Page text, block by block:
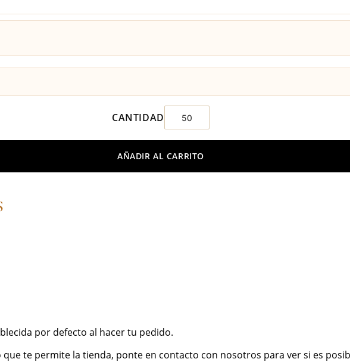
AÑADIR AL CARRITO
por defecto al hacer tu pedido.
te permite la tienda, ponte en contacto con nosotros para ver si es